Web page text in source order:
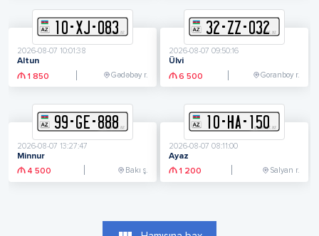
10-XJ-083
2026-08-07 10:01:38
Altun
1 850
Gədəbəy r.
32-ZZ-032
2026-08-07 09:50:16
Ülvi
6 500
Goranboy r.
99-GE-888
2026-08-07 13:27:47
Minnur
4 500
Bakı ş.
10- HA-150
2026-08-07 08:11:00
Ayaz
1 200
Salyan r.